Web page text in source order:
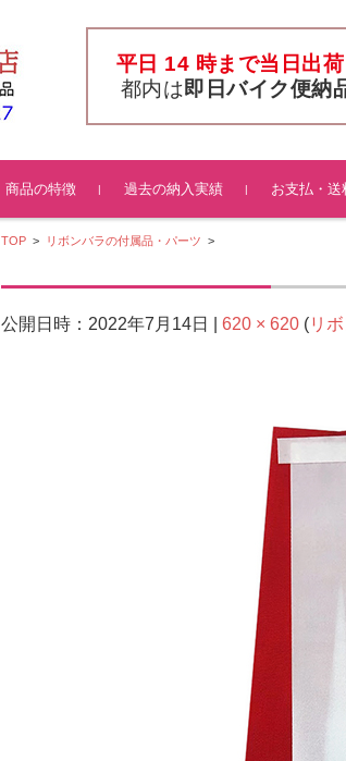
平日 14 時まで当日出
都内は即日バイク便納
商品の特徴 過去の納入実績 お支払・送
TOP > リボンバラの付属品・パーツ >
公開日時： 2022年7月14日 620 × 620 (リ